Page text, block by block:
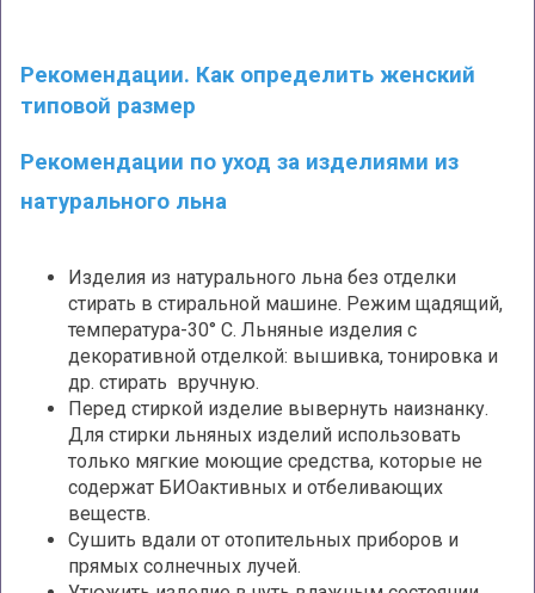
Рекомендации. Как определить женский
типовой размер
Рекомендации по уход за изделиями из
натурального льна
Изделия из натурального льна без отделки
стирать в стиральной машине. Режим щадящий,
температура-30° С. Льняные изделия с
декоративной отделкой: вышивка, тонировка и
др. стирать вручную.
Перед стиркой изделие вывернуть наизнанку.
Для стирки льняных изделий использовать
только мягкие моющие средства, которые не
содержат БИОактивных и отбеливающих
веществ.
Сушить вдали от отопительных приборов и
прямых солнечных лучей.